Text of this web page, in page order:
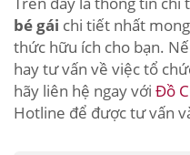
bé gái chi tiết nhất
thức hữu ích cho bạn.
hay tư vấn về việc tổ
hãy liên hệ ngay với Đồ
Hotline để được tư vấn